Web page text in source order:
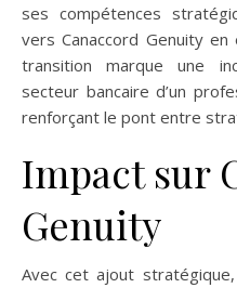
ses compétences
vers Canaccord Genuity
transition marque une
secteur bancaire d’un
renforçant le pont entre
Impact sur
Genuity
Avec cet ajout stratégique,